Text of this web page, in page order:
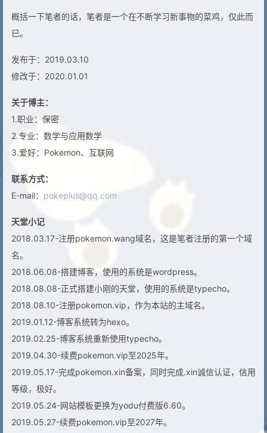
概括一下笔者的话，笔者是一个在不断学习新事物的菜鸡，仅此而
已。
发布于：2019.03.10
修改于：2020.01.01
关于博主：
1.职业：保密
2.专业：数学与应用数学
3.爱好：Pokemon、互联网
联系方式：
E-mail： pokeplus@qq.com
天堂小记
2018.03.17-注册pokemon.wang域名，这是笔者注册的第一个域
名。
2018.06.08-搭建博客，使用的系统是wordpress。
2018.08.08-正式搭建小刚的天堂，使用的系统是typecho。
2018.08.10-注册pokemon.vip，作为本站的主域名。
2019.01.12-博客系统转为hexo。
2019.02.25-博客系统重新使用typecho。
2019.04.30-续费pokemon.vip至2025年。
2019.05.17-完成pokemon.xin备案，同时完成.xin诚信认证，信用
等级，极好。
2019.05.24-网站模板更换为yodu付费版6.60。
2019.05.27-续费pokemon.vip至2027年。